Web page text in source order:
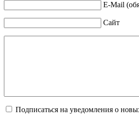
E-Mail
Сайт
Подписаться на уведомления о